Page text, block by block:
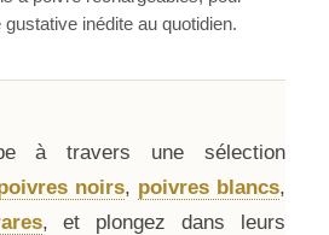
inédite au quotidien.
à travers une sélection
noirs, poivres blancs,
, et plongez dans leurs